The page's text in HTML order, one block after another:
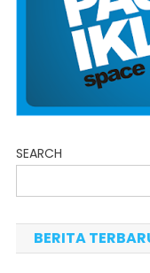
SEARCH
BERITA